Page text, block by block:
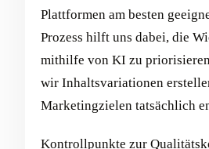
Plattformen am besten
Prozess hilft uns dabei, die
mithilfe von KI zu
wir Inhaltsvariationen
Marketingzielen tatsächlich
Kontrollpunkte zur